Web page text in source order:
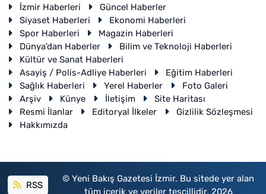
İzmir Haberleri
Güncel Haberler
Siyaset Haberleri
Ekonomi Haberleri
Spor Haberleri
Magazin Haberleri
Dünya'dan Haberler
Bilim ve Teknoloji Haberleri
Kültür ve Sanat Haberleri
Asayiş / Polis-Adliye Haberleri
Eğitim Haberleri
Sağlık Haberleri
Yerel Haberler
Foto Galeri
Arşiv
Künye İletişim
Site Haritası
Resmi İlanlar
Editoryal İlkeler
Gizlilik Sözleşmesi
Hakkımızda
RSS
© Yeni Bakış Gazetesi İzmir. Bu sitede yer alan
tüm içerik ve veriler tescillidir. 2026